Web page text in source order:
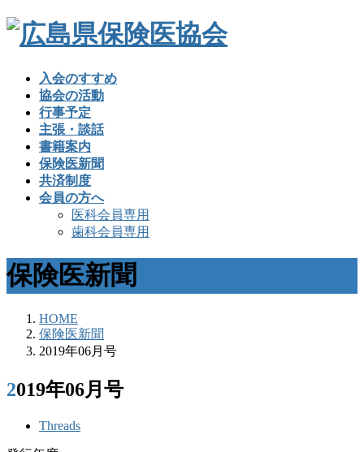
入会のすすめ
協会の活動
行事予定
主張・談話
書籍案内
保険医新聞
共済制度
会員の方へ
医科会員専用
歯科会員専用
保険医新聞
HOME
保険医新聞
2019年06月号
2019年06月号
Threads